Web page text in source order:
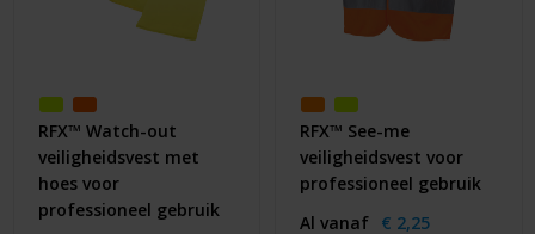
RFX™ Watch-out
veiligheidsvest met
hoes voor
professioneel gebruik
RFX™ See-me
veiligheidsvest voor
professioneel gebruik
Al vanaf € 2,25